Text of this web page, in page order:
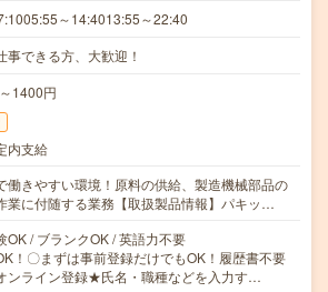
～14:4013:55～22:40
事できる方、大歓迎！
1400円
内支給
働きやすい環境！原料の供給、製造機械部品の
業に付随する業務【取扱製品情報】パキッ…
OK / ブランクOK / 英語力不要
！〇まずは事前登録だけでもOK！履歴書不要
ンライン登録★氏名・職種などを入力す…